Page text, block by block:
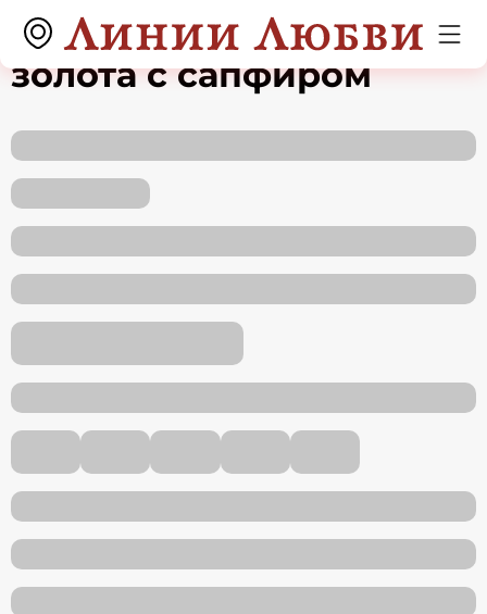
Кольцо из красного
золота с сапфиром